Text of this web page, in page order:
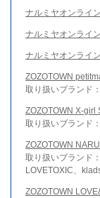
ナルミヤオンライ
ナルミヤオンライ
ナルミヤオンライ
ZOZOTOWN
取り扱いブランド
ZOZOTOWN X-girl
取り扱いブランド
ZOZOTOWN
取り扱いブランド
LOVETOXIC、
ZOZOTOWN